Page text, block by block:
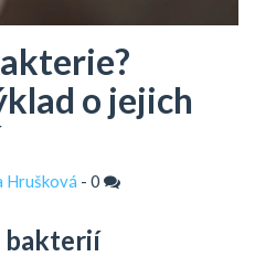
o jejich
Hrušková - 0
bakterií